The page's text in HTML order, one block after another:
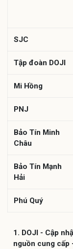
SJC
Tập đoàn DOJI
Mi Hồng
PNJ
Bảo Tín Minh
Châu
Bảo Tín Mạnh
Hải
Phú Quý
1. DOJI - Cập
nguồn cung